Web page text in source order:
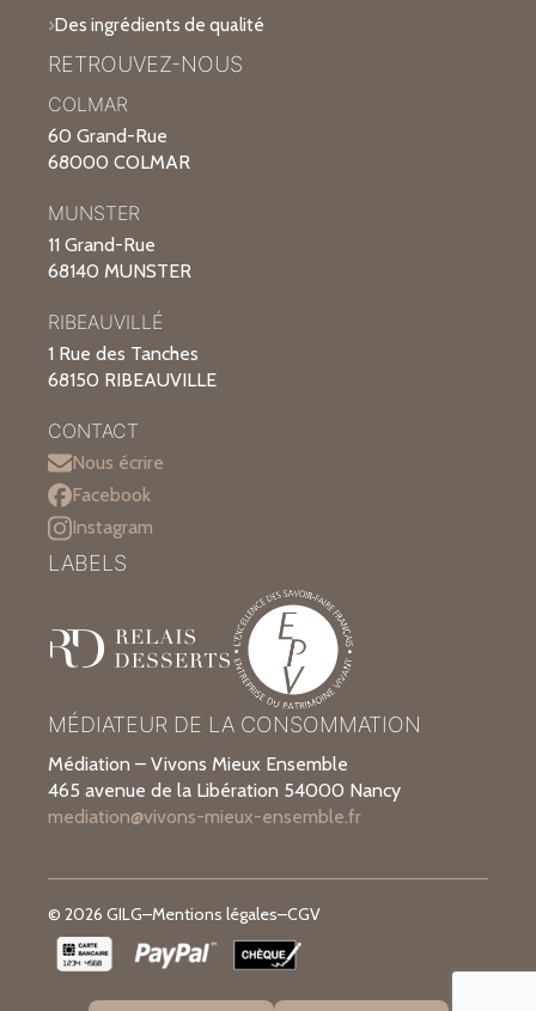
Des ingrédients de qualité
RETROUVEZ-NOUS
COLMAR
60 Grand-Rue
68000 COLMAR
MUNSTER
11 Grand-Rue
68140 MUNSTER
RIBEAUVILLÉ
1 Rue des Tanches
68150 RIBEAUVILLE
CONTACT
Nous écrire
Facebook
Instagram
MÉDIATEUR DE LA CONSOMMATION
Médiation – Vivons Mieux Ensemble
465 avenue de la Libération 54000 Nancy
mediation@vivons-mieux-ensemble.fr
LABELS
© 2026 GILG–Mentions légales–CGV